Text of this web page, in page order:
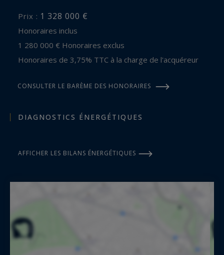
Prix : 1 328 000 €
Honoraires inclus
1 280 000 € Honoraires exclus
Honoraires de 3,75% TTC à la charge de l'acquéreur
CONSULTER LE BARÈME DES HONORAIRES
DIAGNOSTICS ÉNERGÉTIQUES
AFFICHER LES BILANS ÉNERGÉTIQUES